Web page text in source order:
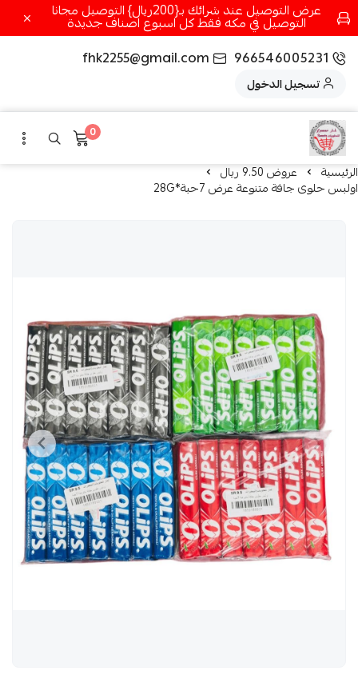
عرض التوصيل عند شرائك بـ{200ريال} التوصيل مجانا
التوصيل في مكه فقط كل اسبوع اصناف جديدة
966546005231
fhk2255@gmail.com
تسجيل الدخول
0
الرئيسية عروض 9.50 ريال
اولبس حلوى جافة متنوعة عرض 7حبة*28G